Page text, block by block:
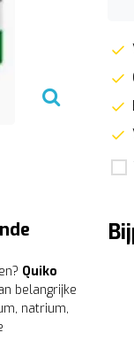
Quiko
belangrijke
natrium,